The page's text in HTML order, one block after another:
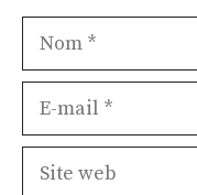
Nom
Site